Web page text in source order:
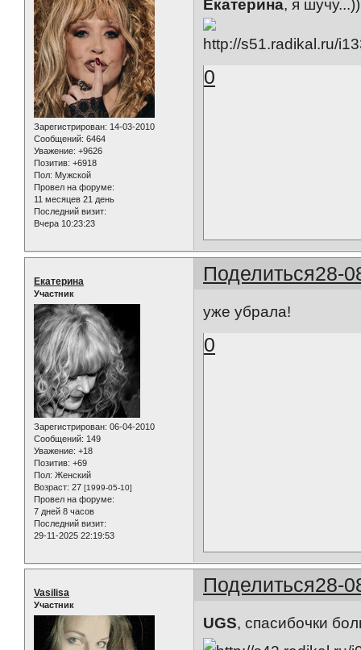
Зарегистрирован: 14-03-2010
Сообщений: 6464
Уважение: +9626
Позитив: +6918
Пол: Мужской
Провел на форуме:
11 месяцев 21 день
Последний визит:
Вчера 10:23:23
Екатерина, я
0
Поделиться28-
Екатерина
Участник
Зарегистрирован: 06-04-2010
Сообщений: 149
Уважение: +18
Позитив: +69
Пол: Женский
Возраст: 27 [1999-05-10]
Провел на форуме:
7 дней 8 часов
Последний визит:
29-11-2025 22:19:53
уже убрала!
0
Поделиться28-
Vasilisa
Участник
UGS, спасибочки